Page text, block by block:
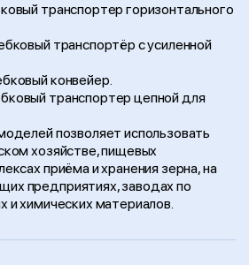
транспортер горизонтального
транспортёр с усиленной
конвейер.
транспортер цепной для
позволяет использовать
хозяйстве, пищевых
приёма и хранения зерна, на
предприятиях, заводах по
и химических материалов.